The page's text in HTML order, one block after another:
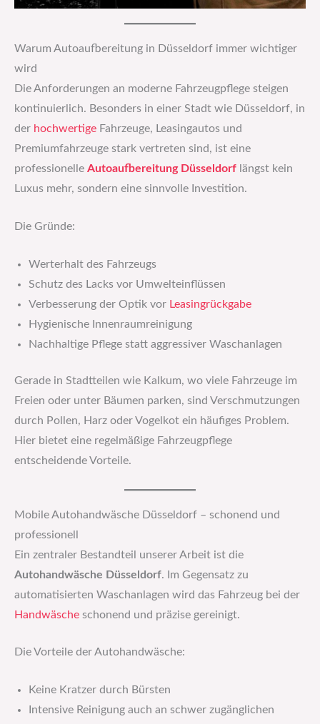
Warum Autoaufbereitung in Düsseldorf immer wichtiger
wird
Die Anforderungen an moderne Fahrzeugpflege steigen
kontinuierlich. Besonders in einer Stadt wie Düsseldorf, in
der hochwertige Fahrzeuge, Leasingautos und
Premiumfahrzeuge stark vertreten sind, ist eine
professionelle Autoaufbereitung Düsseldorf längst kein
Luxus mehr, sondern eine sinnvolle Investition.
Die Gründe:
Werterhalt des Fahrzeugs
Schutz des Lacks vor Umwelteinflüssen
Verbesserung der Optik vor Leasingrückgabe
Hygienische Innenraumreinigung
Nachhaltige Pflege statt aggressiver Waschanlagen
Gerade in Stadtteilen wie Kalkum, wo viele Fahrzeuge im
Freien oder unter Bäumen parken, sind Verschmutzungen
durch Pollen, Harz oder Vogelkot ein häufiges Problem.
Hier bietet eine regelmäßige Fahrzeugpflege
entscheidende Vorteile.
Mobile Autohandwäsche Düsseldorf – schonend und
professionell
Ein zentraler Bestandteil unserer Arbeit ist die
Autohandwäsche Düsseldorf. Im Gegensatz zu
automatisierten Waschanlagen wird das Fahrzeug bei der
Handwäsche schonend und präzise gereinigt.
Die Vorteile der Autohandwäsche:
Keine Kratzer durch Bürsten
Intensive Reinigung auch an schwer zugänglichen